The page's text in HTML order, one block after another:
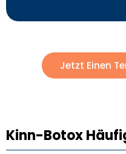
Jetzt Einen
Kinn-Botox